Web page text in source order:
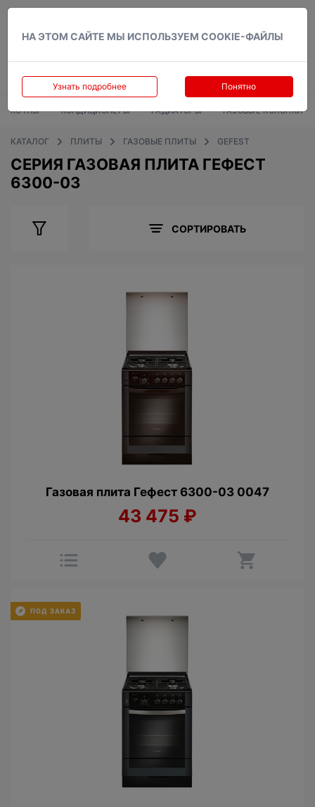
НА ЭТОМ САЙТЕ МЫ ИСПОЛЬЗУЕМ COOKIE-ФАЙЛЫ
Узнать подробнее Понятно
КОТЛЫ КОНДИЦИОНЕРЫ РАДИАТОРЫ ГАЗОВЫЕ КОЛОНКИ
КАТАЛОГ ПЛИТЫ ГАЗОВЫЕ ПЛИТЫ GEFEST
СЕРИЯ ГАЗОВАЯ ПЛИТА ГЕФЕСТ
6300-03
СОРТИРОВАТЬ
Газовая плита Гефест 6300-03 0047
43 475 ₽